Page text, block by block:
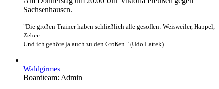
Sachsenhausen.
"Die großen Trainer haben schließlich alle gesoffen: Weisweiler, Happel,
Zebec.
Und ich gehöre ja auch zu den Großen." (Udo Lattek)
Waldgirmes
Boardteam: Admin